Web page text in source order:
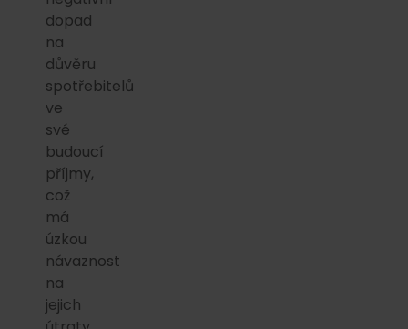
dopad
na
důvěru
spotřebitelů
ve
své
budoucí
příjmy,
což
má
úzkou
návaznost
na
jejich